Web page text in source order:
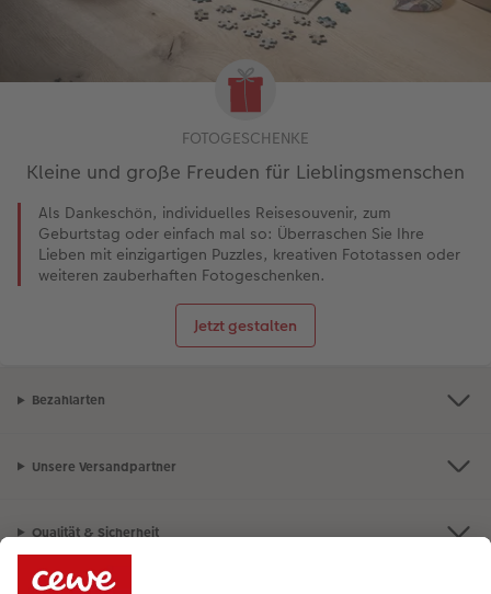
FOTOGESCHENKE
Kleine und große Freuden für Lieblingsmenschen
Als Dankeschön, individuelles Reisesouvenir, zum
Geburtstag oder einfach mal so: Überraschen Sie Ihre
Lieben mit einzigartigen Puzzles, kreativen Fototassen oder
weiteren zauberhaften Fotogeschenken.
Jetzt gestalten
Bezahlarten
Unsere Versandpartner
Qualität & Sicherheit